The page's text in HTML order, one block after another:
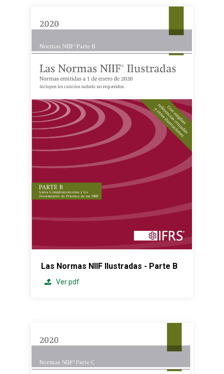
Las Normas NIIF Ilustradas - Parte B
Ver pdf